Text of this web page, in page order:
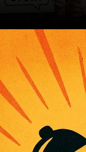
Opening https://